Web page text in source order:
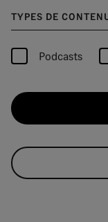
TYPES DE
Podcasts